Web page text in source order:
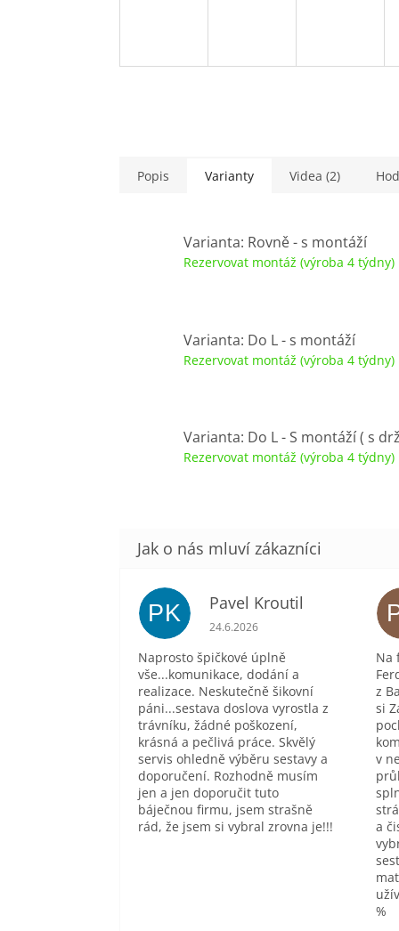
Popis Varianty Videa (2)
Varianta: Rovně - s montáží
Rezervovat montáž (výroba 4 týdny)
Varianta: Do L - s montáží
Rezervovat montáž (výroba 4 týdny)
Varianta: Do L - S montáží ( s
Rezervovat montáž (výroba 4 týdny)
PK Pavel Kroutil
Hodnocení obchodu je 5 z 5
24.6.2026
Naprosto špičkové úplně
vše...komunikace, dodání a
realizace. Neskutečně šikovní
páni...sestava doslova vyrostla z
trávníku, žádné poškození,
krásná a pečlivá práce. Skvělý
servis ohledně výběru sestavy a
doporučení. Rozhodně musím
jen a jen doporučit tuto
báječnou firmu, jsem strašně
rád, že jsem si vybral zrovna je!!!
Na
z
si
v
a
%